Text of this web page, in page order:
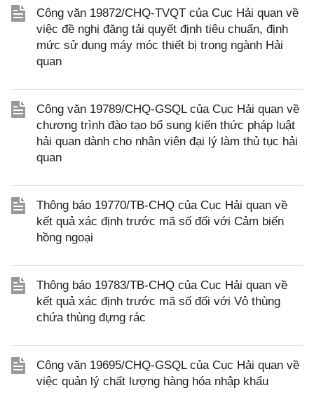
Công văn 19872/CHQ-TVQT của Cục Hải quan về
việc đề nghị đăng tải quyết định tiêu chuẩn, định
mức sử dụng máy móc thiết bị trong ngành Hải
quan
Công văn 19789/CHQ-GSQL của Cục Hải quan về
chương trình đào tạo bổ sung kiến thức pháp luật
hải quan dành cho nhân viên đại lý làm thủ tục hải
quan
Thông báo 19770/TB-CHQ của Cục Hải quan về
kết quả xác định trước mã số đối với Cảm biến
hồng ngoại
Thông báo 19783/TB-CHQ của Cục Hải quan về
kết quả xác định trước mã số đối với Vỏ thùng
chứa thùng đựng rác
Công văn 19695/CHQ-GSQL của Cục Hải quan về
việc quản lý chất lượng hàng hóa nhập khẩu